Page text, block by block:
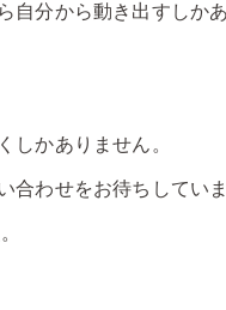
自分から動き出すしかあ
しかありません。
合わせをお待ちしていま